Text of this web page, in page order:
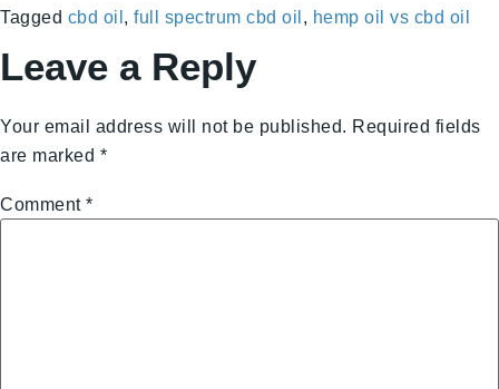
Tagged cbd oil , full spectrum cbd oil , hemp oil vs cbd oil
Leave a Reply
Your email address will not be published. Required fields
are marked *
Comment *